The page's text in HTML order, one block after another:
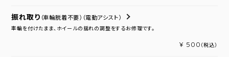
振れ取り （車輪脱着不要） （電動アシスト）
車輪を付けたまま、ホイールの揺れの調整をするお修理です。
¥ 500 （税込）